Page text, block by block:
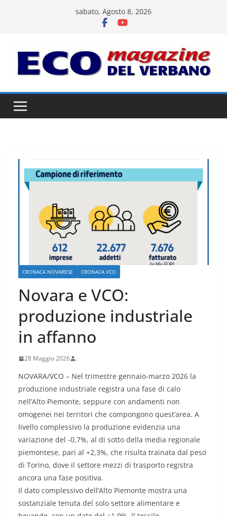
sabato, Agosto 8, 2026
CRONACA NOVARESE CRONACA VCO
Novara e VCO:
produzione industriale
in affanno
28 Maggio 2026 .
NOVARA/VCO – Nel trimestre gennaio-marzo 2026 la
produzione industriale registra una fase di calo
nell’Alto Piemonte, seppure con andamenti non
omogenei nei territori che compongono quest’area. A
livello complessivo la produzione evidenzia una
variazione del -0,7%, al di sotto della media regionale
piemontese, pari al +2,3%, che risulta trainata dal peso
di Torino, dove il settore mezzi di trasporto registra
ancora una fase positiva.
Il dato complessivo dell’Alto Piemonte mostra una
sostanziale tenuta del solo settore alimentare e